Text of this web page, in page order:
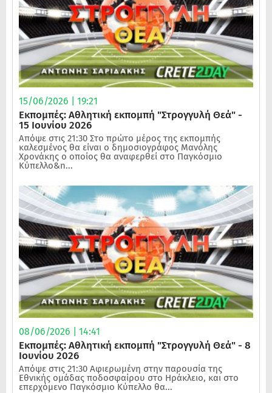
15/06/2026 | 19:21
Εκπομπές: Αθλητική εκπομπή "Στρογγυλή Θεά" -
15 Ιουνίου 2026
Απόψε στις 21:30 Στο πρώτο μέρος της εκπομπής
καλεσμένος θα είναι ο δημοσιογράφος Μανόλης
Χρονάκης ο οποίος θα αναφερθεί στο Παγκόσμιο
Κύπελλο&n...
08/06/2026 | 14:41
Εκπομπές: Αθλητική εκπομπή "Στρογγυλή Θεά" - 8
Ιουνίου 2026
Απόψε στις 21:30 Αφιερωμένη στην παρουσία της
Εθνικής ομάδας ποδοσφαίρου στο Ηράκλειο, και στο
επερχόμενο Παγκόσμιο Κύπελλο θα...